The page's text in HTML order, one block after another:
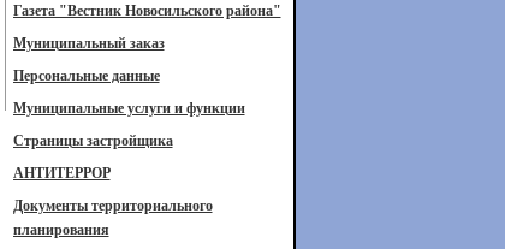
Газета "Вестник Новосильского района"
Муниципальный заказ
Персональные данные
Муниципальные услуги и функции
Страницы застройщика
АНТИТЕРРОР
Документы территориального
планирования